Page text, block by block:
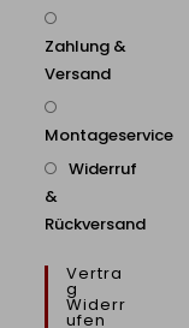
Zahlung &
Versand
Montageservice
Widerruf
&
Rückversand
Vertra
G
Widerr
Ufen